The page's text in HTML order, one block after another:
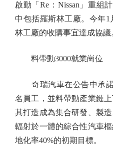
啟動「Re：Nissan」重組
中包括羅斯林工廠。今年
林工廠的收購事宜達成協議
料帶動3000就業崗位
奇瑞汽車在公告中承諾
名員工，並料帶動產業鏈
其打造成為集合研發、製
輻射於一體的綜合性汽車
地化率40%的初期目標。